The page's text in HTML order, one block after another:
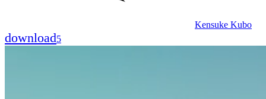
Kensuke Kubo
download5